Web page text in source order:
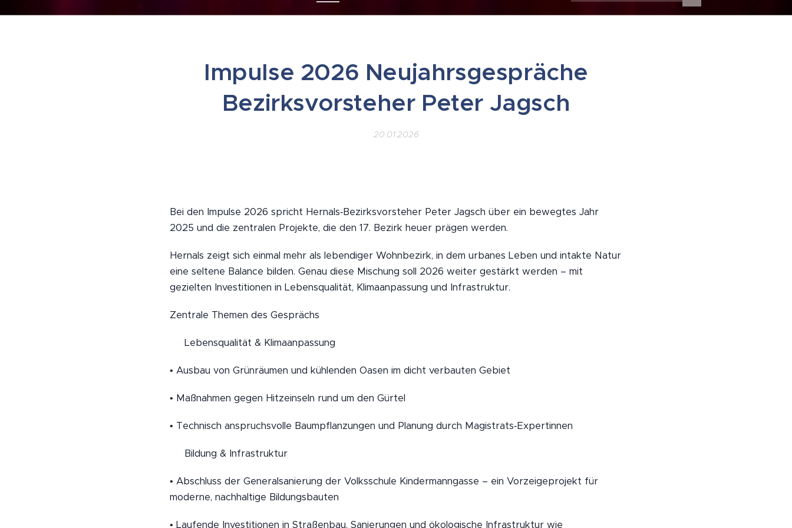
Impulse 2026 Neujahrsgespräche
Bezirksvorsteher Peter Jagsch
20.01.2026
Bei den Impulse 2026 spricht Hernals‑Bezirksvorsteher Peter Jagsch über ein bewegtes Jahr
2025 und die zentralen Projekte, die den 17. Bezirk heuer prägen werden.
Hernals zeigt sich einmal mehr als lebendiger Wohnbezirk, in dem urbanes Leben und intakte Natur
eine seltene Balance bilden. Genau diese Mischung soll 2026 weiter gestärkt werden – mit
gezielten Investitionen in Lebensqualität, Klimaanpassung und Infrastruktur.
Zentrale Themen des Gesprächs
🌿 Lebensqualität & Klimaanpassung
• Ausbau von Grünräumen und kühlenden Oasen im dicht verbauten Gebiet
• Maßnahmen gegen Hitzeinseln rund um den Gürtel
• Technisch anspruchsvolle Baumpflanzungen und Planung durch Magistrats‑Expertinnen
🏫 Bildung & Infrastruktur
• Abschluss der Generalsanierung der Volksschule Kindermanngasse – ein Vorzeigeprojekt für
moderne, nachhaltige Bildungsbauten
• Laufende Investitionen in Straßenbau, Sanierungen und ökologische Infrastruktur wie